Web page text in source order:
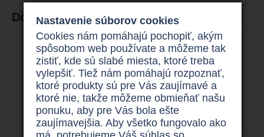
Doporučené príslušenstvo
DRÔTENÝ KOŠÍK
80 €
DRŽIAK NA PALICE
55 €
Nastavenie súborov cookies
Cookies nám pomáhajú pochopiť, akým
spôsobom web používate a môžeme tak
zistiť, kde sú slabé miesta, ktoré treba
vylepšiť. Tiež nám pomáhajú rozpoznať,
ktoré produkty sú pre Vás zaujímavé a
ktoré nie, takže môžeme obmieňať našu
ponuku, aby pre Vás bola ešte
zaujímavejšia. Aby všetko fungovalo ako